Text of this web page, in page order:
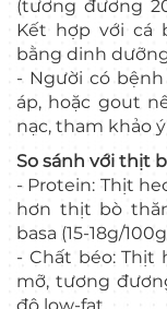
(tương đương
Kết hợp với cá
bằng dinh
- Người có
áp, hoặc gout
nạc, tham khảo
So sánh với thịt
- Protein: Thịt
hơn thịt bò
basa (15-18g/
- Chất béo:
mỡ, tương